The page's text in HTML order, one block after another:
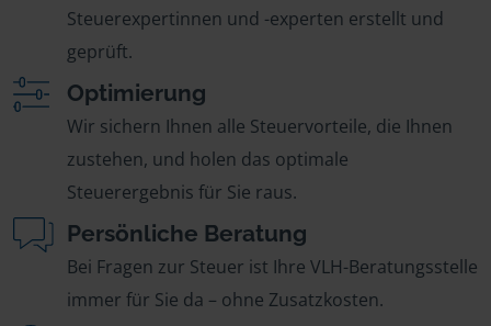
Steuerexpertinnen und -experten erstellt und
geprüft.
Optimierung
Wir sichern Ihnen alle Steuervorteile, die Ihnen
zustehen, und holen das optimale
Steuerergebnis für Sie raus.
Persönliche Beratung
Bei Fragen zur Steuer ist Ihre VLH-Beratungsstelle
immer für Sie da – ohne Zusatzkosten.